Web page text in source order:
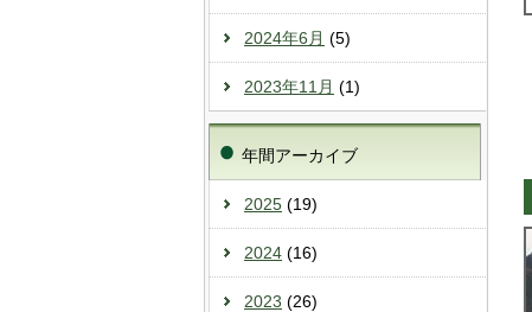
2024年6月 (5)
2023年11月 (1)
年間アーカイブ
2025 (19)
2024 (16)
2023 (26)